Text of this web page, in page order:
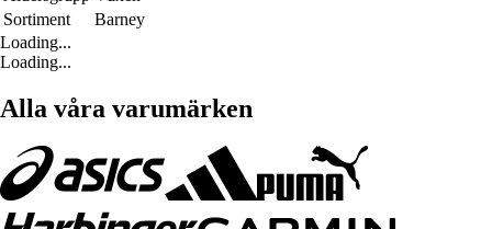
Sortiment
Barney
Loading...
Loading...
Alla våra varumärken